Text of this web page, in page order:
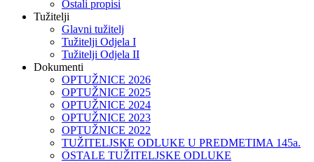
Ostali propisi
Tužitelji
Glavni tužitelj
Tužitelji Odjela I
Tužitelji Odjela II
Dokumenti
OPTUŽNICE 2026
OPTUŽNICE 2025
OPTUŽNICE 2024
OPTUŽNICE 2023
OPTUŽNICE 2022
TUŽITELJSKE ODLUKE U PREDMETIMA 145a.
OSTALE TUŽITELJSKE ODLUKE